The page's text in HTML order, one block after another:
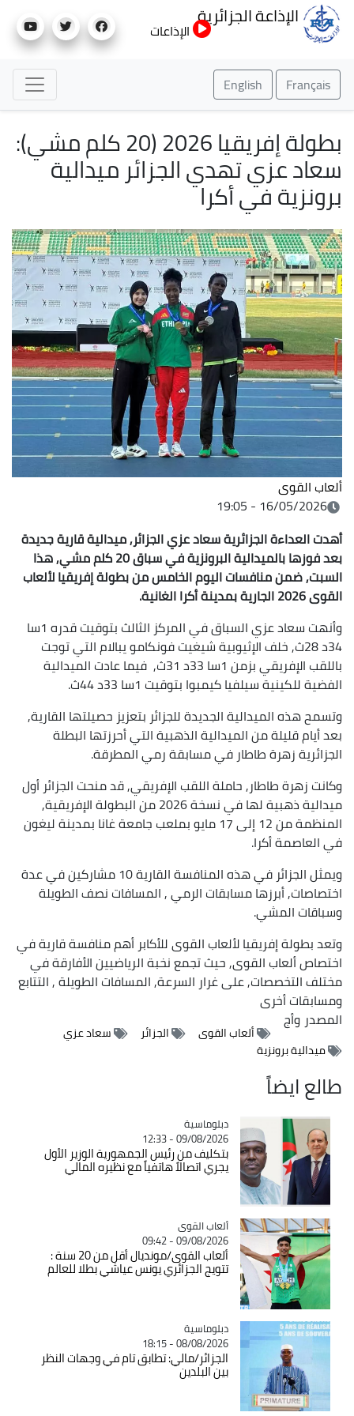
إلى
الإذاعة الجزائرية
الإذاعات
Français
English
بطولة إفريقيا 2026 (20 كلم مشي):
سعاد عزي تهدي الجزائر ميدالية
برونزية في أكرا
ألعاب القوى
16/05/2026 - 19:05
أهدت العداءة الجزائرية سعاد عزي الجزائر, ميدالية قارية جديدة
بعد فوزها بالميدالية البرونزية في سباق 20 كلم مشي, هذا
السبت, ضمن منافسات اليوم الخامس من بطولة إفريقيا لألعاب
القوى 2026 الجارية بمدينة أكرا الغانية.
وأنهت سعاد عزي السباق في المركز الثالث بتوقيت قدره 1سا
34د 28ث, خلف الإثيوبية شيغيت فونكامو يبالام التي توجت
باللقب الإفريقي بزمن 1سا 33د 31ث, فيما عادت الميدالية
الفضية للكينية سيلفيا كيمبوا بتوقيت 1سا 33د 44ث.
وتسمح هذه الميدالية الجديدة للجزائر بتعزيز حصيلتها القارية,
بعد أيام قليلة من الميدالية الذهبية التي أحرزتها البطلة
الجزائرية زهرة طاطار في مسابقة رمي المطرقة.
وكانت زهرة طاطار, حاملة اللقب الإفريقي, قد منحت الجزائر أول
ميدالية ذهبية لها في نسخة 2026 من البطولة الإفريقية,
المنظمة من 12 إلى 17 مايو بملعب جامعة غانا بمدينة ليغون
في العاصمة أكرا.
ويمثل الجزائر في هذه المنافسة القارية 10 مشاركين في عدة
اختصاصات, أبرزها مسابقات الرمي , المسافات نصف الطويلة
وسباقات المشي.
وتعد بطولة إفريقيا لألعاب القوى للأكابر أهم منافسة قارية في
اختصاص ألعاب القوى, حيث تجمع نخبة الرياضيين الأفارقة في
مختلف التخصصات, على غرار السرعة, المسافات الطويلة , التتابع
ومسابقات أخرى
المصدروأج
ألعاب القوى الجزائر
سعاد عزي
ميدالية برونزية
طالع ايضاً
Catégorie
دبلوماسية
09/08/2026 - 12:33
بتكليف من رئيس الجمهورية الوزير الأول
يجري اتصالاً هاتفياً مع نظيره المالي
Catégorie
ألعاب القوى
09/08/2026 - 09:42
ألعاب القوى/مونديال أقل من 20 سنة :
تتويج الجزائري يونس عياشي بطلا للعالم
Catégorie
دبلوماسية
08/08/2026 - 18:15
الجزائر/مالي: تطابق تام في وجهات النظر
بين البلدين